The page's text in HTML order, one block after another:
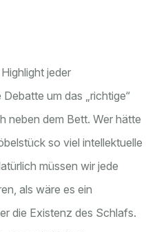
jeder
um das „richtige“
neben dem Bett. Wer hätte
so viel intellektuelle
müssen wir jede
als wäre es ein
die Existenz des Schlafs.